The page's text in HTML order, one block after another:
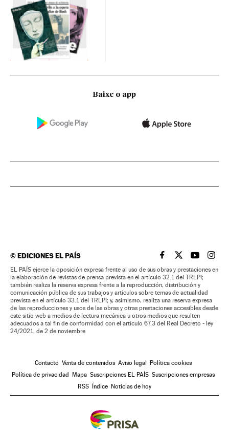
Baixe o app
©EDICIONES EL PAÍS EL PAÍS BRASIL EN
EL PAÍSEL PAÍS
EL
EL PAÍS ejerce la oposición expresa frente al uso de sus obras y prestaciones en
la elaboración de revistas de prensa prevista en el artículo 32.1 del TRLPI;
también realiza la reserva expresa frente a la reproducción, distribución y
comunicación pública de sus trabajos y artículos sobre temas de actualidad
prevista en el artículo 33.1 del TRLPI; y, asimismo, realiza una reserva expresa
de las reproducciones y usos de las obras y otras prestaciones accesibles desde
este sitio web a medios de lectura mecánica u otros medios que resulten
adecuados a tal fin de conformidad con el artículo 67.3 del Real Decreto - ley
24/2021, de 2 de noviembre
Contacto Venta de contenidos Aviso legal Política cookies
Política de privacidad Mapa Suscripciones EL PAÍS Suscripciones empresas
RSS Índice Noticias de hoy